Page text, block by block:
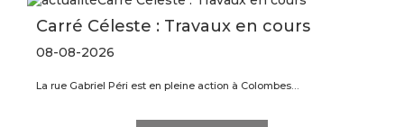
Carré Céleste : Travaux en cours
08-08-2026
La rue Gabriel Péri est en pleine action à Colombes…